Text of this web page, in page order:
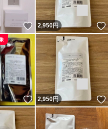
いいね！
2,950円
いいね！
2,950円